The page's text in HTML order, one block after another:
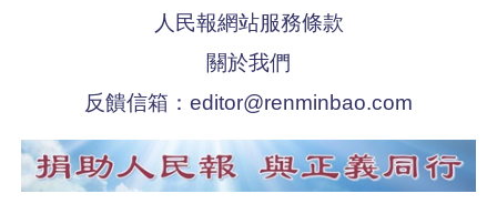
人民報網站服務條款
關於我們
反饋信箱： editor@renminbao.com